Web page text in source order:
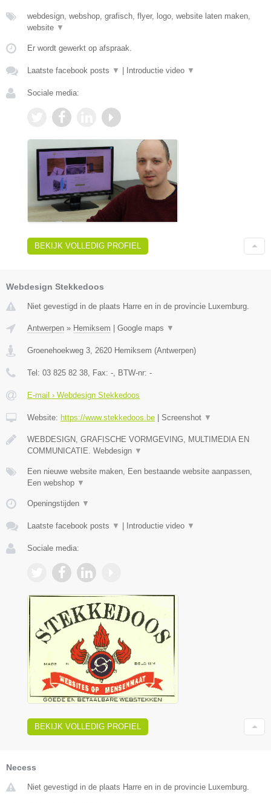
webdesign, webshop, grafisch, flyer, logo, website laten maken,
website ▼
Er wordt gewerkt op afspraak.
Laatste facebook posts ▼ Introductie video ▼
Sociale media:
BEKIJK VOLLEDIG PROFIEL
Webdesign Stekkedoos
Niet gevestigd in de plaats Harre en in de provincie Luxemburg.
Antwerpen » Hemiksem Google maps ▼
Groenehoekweg 3, 2620 Hemiksem (Antwerpen)
Tel: 03 825 82 38, Fax: -, BTW-nr: -
E-mail › Webdesign Stekkedoos
Website: https://www.stekkedoos.be Screenshot ▼
WEBDESIGN, GRAFISCHE VORMGEVING, MULTIMEDIA EN
COMMUNICATIE. Webdesign ▼
Een nieuwe website maken, Een bestaande website aanpassen,
Een webshop ▼
Openingstijden ▼
Laatste facebook posts ▼ Introductie video ▼
Sociale media:
BEKIJK VOLLEDIG PROFIEL
Necess
Niet gevestigd in de plaats Harre en in de provincie Luxemburg.